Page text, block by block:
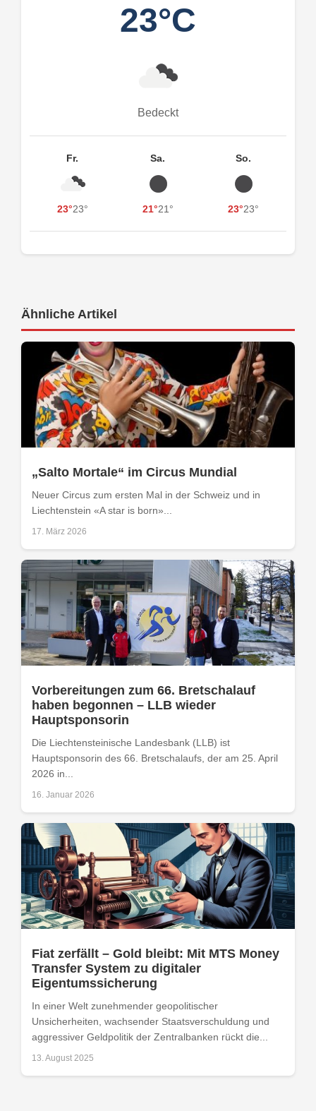
23°C
Bedeckt
Fr.
23°23°
Sa.
21°21°
So.
23°23°
Ähnliche Artikel
„Salto Mortale“ im Circus Mundial
Neuer Circus zum ersten Mal in der Schweiz und in
Liechtenstein «A star is born»...
17. März 2026
Vorbereitungen zum 66. Bretschalauf
haben begonnen – LLB wieder
Hauptsponsorin
Die Liechtensteinische Landesbank (LLB) ist
Hauptsponsorin des 66. Bretschalaufs, der am 25. April
2026 in...
16. Januar 2026
Fiat zerfällt – Gold bleibt: Mit MTS Money
Transfer System zu digitaler
Eigentumssicherung
In einer Welt zunehmender geopolitischer
Unsicherheiten, wachsender Staatsverschuldung und
aggressiver Geldpolitik der Zentralbanken rückt die...
13. August 2025